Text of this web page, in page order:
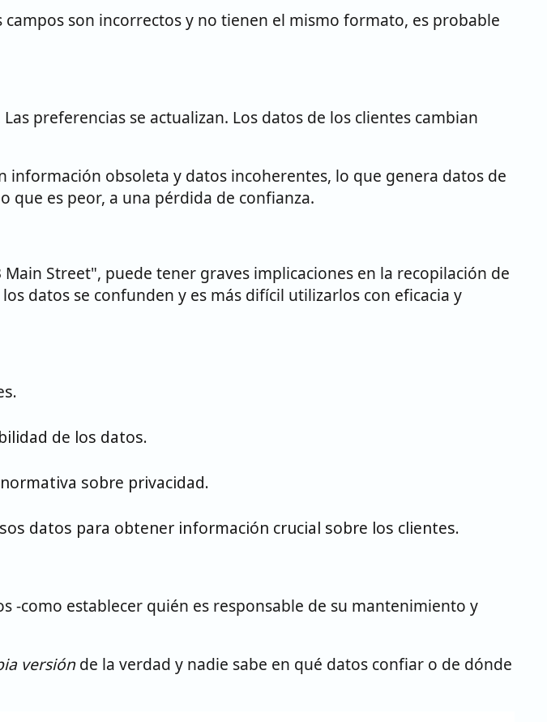
son incorrectos y no tienen el mismo formato, es probable
preferencias se actualizan. Los datos de los clientes cambian
información obsoleta y datos incoherentes, lo que genera datos de
que es peor, a una pérdida de confianza.
Street", puede tener graves implicaciones en la recopilación de
datos se confunden y es más difícil utilizarlos con eficacia y
de los datos.
sobre privacidad.
datos para obtener información crucial sobre los clientes.
-como establecer quién es responsable de su mantenimiento y
versiónde la verdad y nadie sabe en qué datos confiar o de dónde